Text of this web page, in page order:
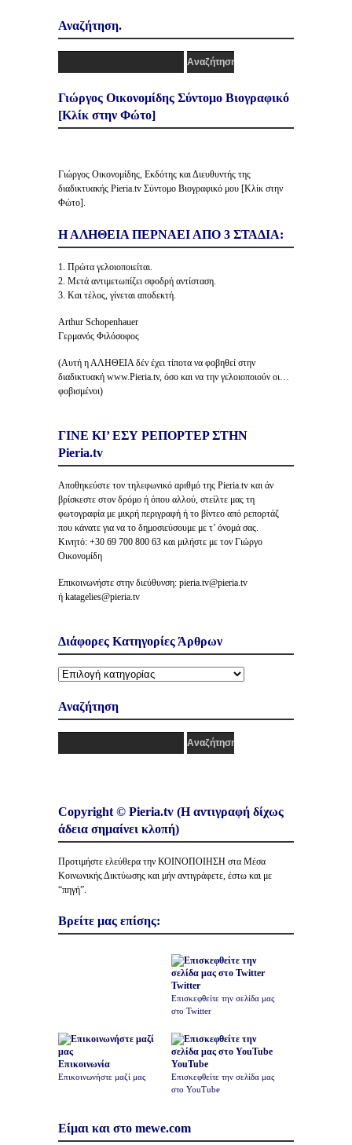
Αναζήτηση.
Γιώργος Οικονομίδης Σύντομο Βιογραφικό
[Κλίκ στην Φώτο]
Γιώργος Οικονομίδης, Εκδότης και Διευθυντής της
διαδικτυακής Pieria.tv Σύντομο Βιογραφικό μου [Κλίκ στην
Φώτο].
Η ΑΛΗΘΕΙΑ ΠΕΡΝΑΕΙ ΑΠΟ 3 ΣΤΑΔΙΑ:
1. Πρώτα γελοιοποιείται.
2. Μετά αντιμετωπίζει σφοδρή αντίσταση.
3. Και τέλος, γίνεται αποδεκτή.
Arthur Schopenhauer
Γερμανός Φιλόσοφος
(Αυτή η ΑΛΗΘΕΙΑ δέν έχει τίποτα να φοβηθεί στην
διαδικτυακή www.Pieria.tv, όσο και να την γελοιοποιούν οι…
φοβισμένοι)
ΓΙΝΕ ΚΙ’ ΕΣΥ ΡΕΠΟΡΤΕΡ ΣΤΗΝ
Pieria.tv
Αποθηκεύστε τον τηλεφωνικό αριθμό της Pieria.tv και άν
βρίσκεστε στον δρόμο ή όπου αλλού, στείλτε μας τη
φωτογραφία με μικρή περιγραφή ή το βίντεο από ρεπορτάζ
που κάνατε για να το δημοσιεύσουμε με τ’ όνομά σας.
Κινητό: +30 69 700 800 63 και μιλήστε με τον Γιώργο
Οικονομίδη
Επικοινωνήστε στην διεύθυνση: pieria.tv@pieria.tv
ή katagelies@pieria.tv
Διάφορες Κατηγορίες Άρθρων
Διάφορες
Άρθρων
Αναζήτηση
Copyright © Pieria.tv (Η αντιγραφή δίχως
άδεια σημαίνει κλοπή)
Προτιμήστε ελεύθερα την ΚΟΙΝΟΠΟΙΗΣΗ στα Μέσα
Κοινωνικής Δικτύωσης και μήν αντιγράφετε, έστω και με
“πηγή”.
Βρείτε μας επίσης:
Twitter
Επισκεφθείτε την σελίδα μας
στο Twitter
Επικοινωνία
Επικοινωνήστε μαζί μας
YouTube
Επισκεφθείτε την σελίδα μας
στο YouTube
Είμαι και στο mewe.com